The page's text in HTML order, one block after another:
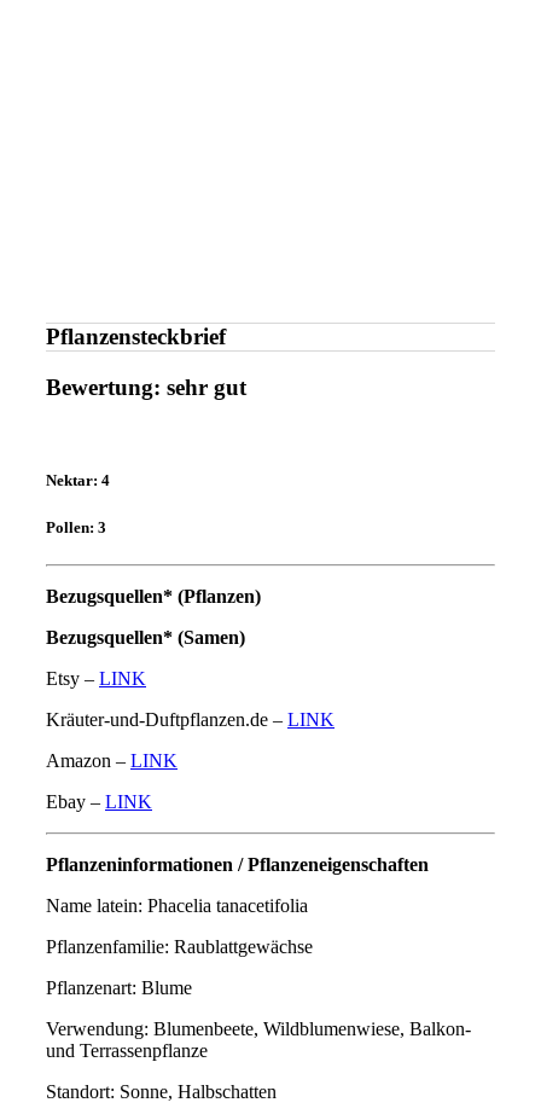
Pflanzensteckbrief
Bewertung: sehr gut
Nektar: 4
Pollen: 3
Bezugsquellen* (Pflanzen)
Bezugsquellen* (Samen)
Etsy – LINK
Kräuter-und-Duftpflanzen.de – LINK
Amazon – LINK
Ebay – LINK
Pflanzeninformationen / Pflanzeneigenschaften
Name latein: Phacelia tanacetifolia
Pflanzenfamilie: Raublattgewächse
Pflanzenart: Blume
Verwendung: Blumenbeete, Wildblumenwiese, Balkon-
und Terrassenpflanze
Standort: Sonne, Halbschatten